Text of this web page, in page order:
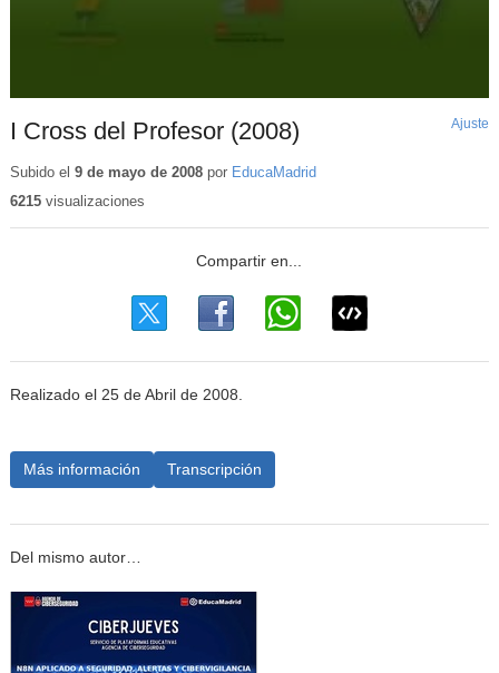
I Cross del Profesor (2008) Ajuste
Subido el 9 de mayo de 2008por EducaMadrid
6215visualizaciones
Realizado el 25 de Abril de 2008.
Más información Transcripción
Del mismo autor…